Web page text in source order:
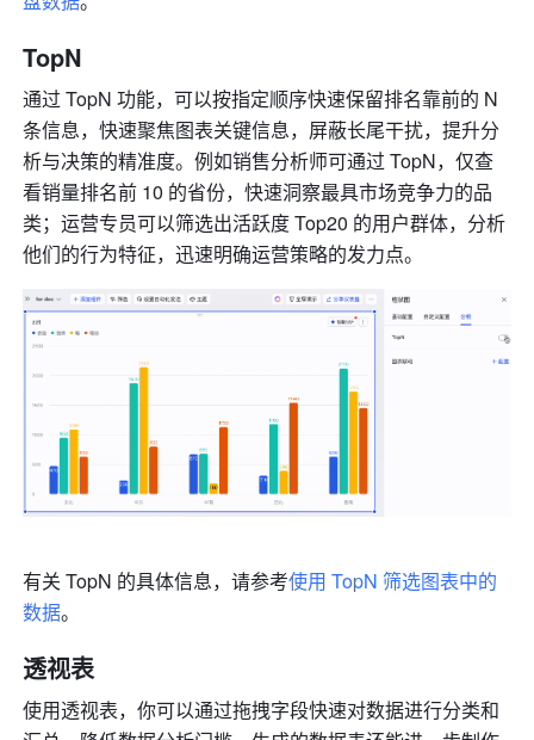
TopN
通过 TopN 功能，可以按指定顺序快速保留排名靠前的 N
条信息，快速聚焦图表关键信息，屏蔽长尾干扰，提升分
析与决策的精准度。例如销售分析师可通过 TopN，仅查
看销量排名前 10 的省份，快速洞察最具市场竞争力的品
类；运营专员可以筛选出活跃度 Top20 的用户群体，分析
他们的行为特征，迅速明确运营策略的发力点。
有关 TopN 的具体信息，请参考使用 TopN 筛选图表中的
数据。
透视表
使用透视表，你可以通过拖拽字段快速对数据进行分类和